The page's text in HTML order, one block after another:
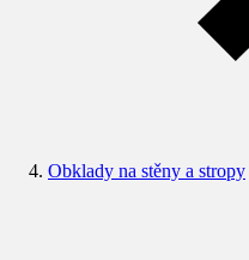
Obklady na stěny a stropy